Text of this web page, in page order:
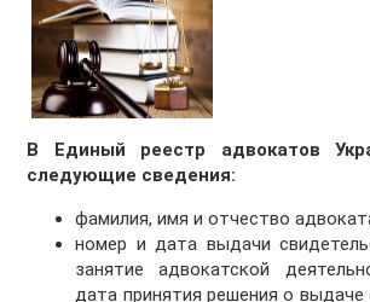
В Единый реестр адвокатов
следующие сведения:
фамилия, имя и отчество
номер и дата выдачи
занятие адвокатской
дата принятия решения о выдаче